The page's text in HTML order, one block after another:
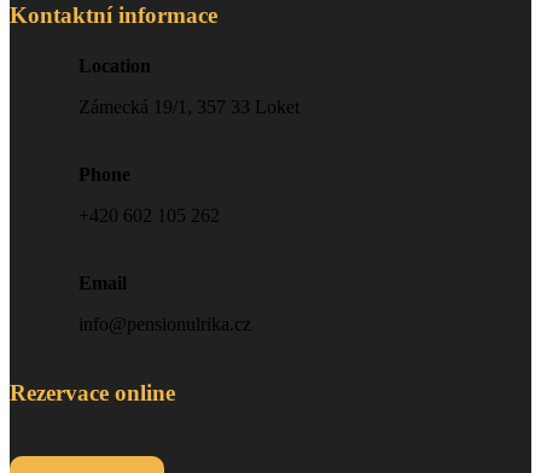
Kontaktní informace
Location
Zámecká 19/1, 357 33 Loket
Phone
+420 602 105 262
Email
info@pensionulrika.cz
Rezervace online